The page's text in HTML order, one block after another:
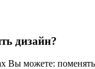
дизайн?
Вы можете: